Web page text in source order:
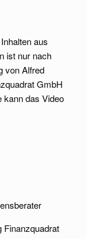
aus
ist nur nach
von Alfred
GmbH
kann das Video
Finanzquadrat